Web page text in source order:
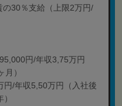
の30％支給（上限2万円/
円/年収3,75万円
月）
円/年収5,50万円（入社後